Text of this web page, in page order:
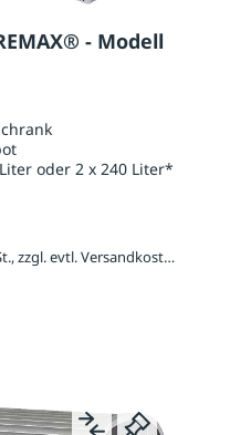
- Modell
oder 2 x 240 Liter*
1.549,38 € / Stück inkl. 19 % MwSt., zzgl. evtl. Versandkosten